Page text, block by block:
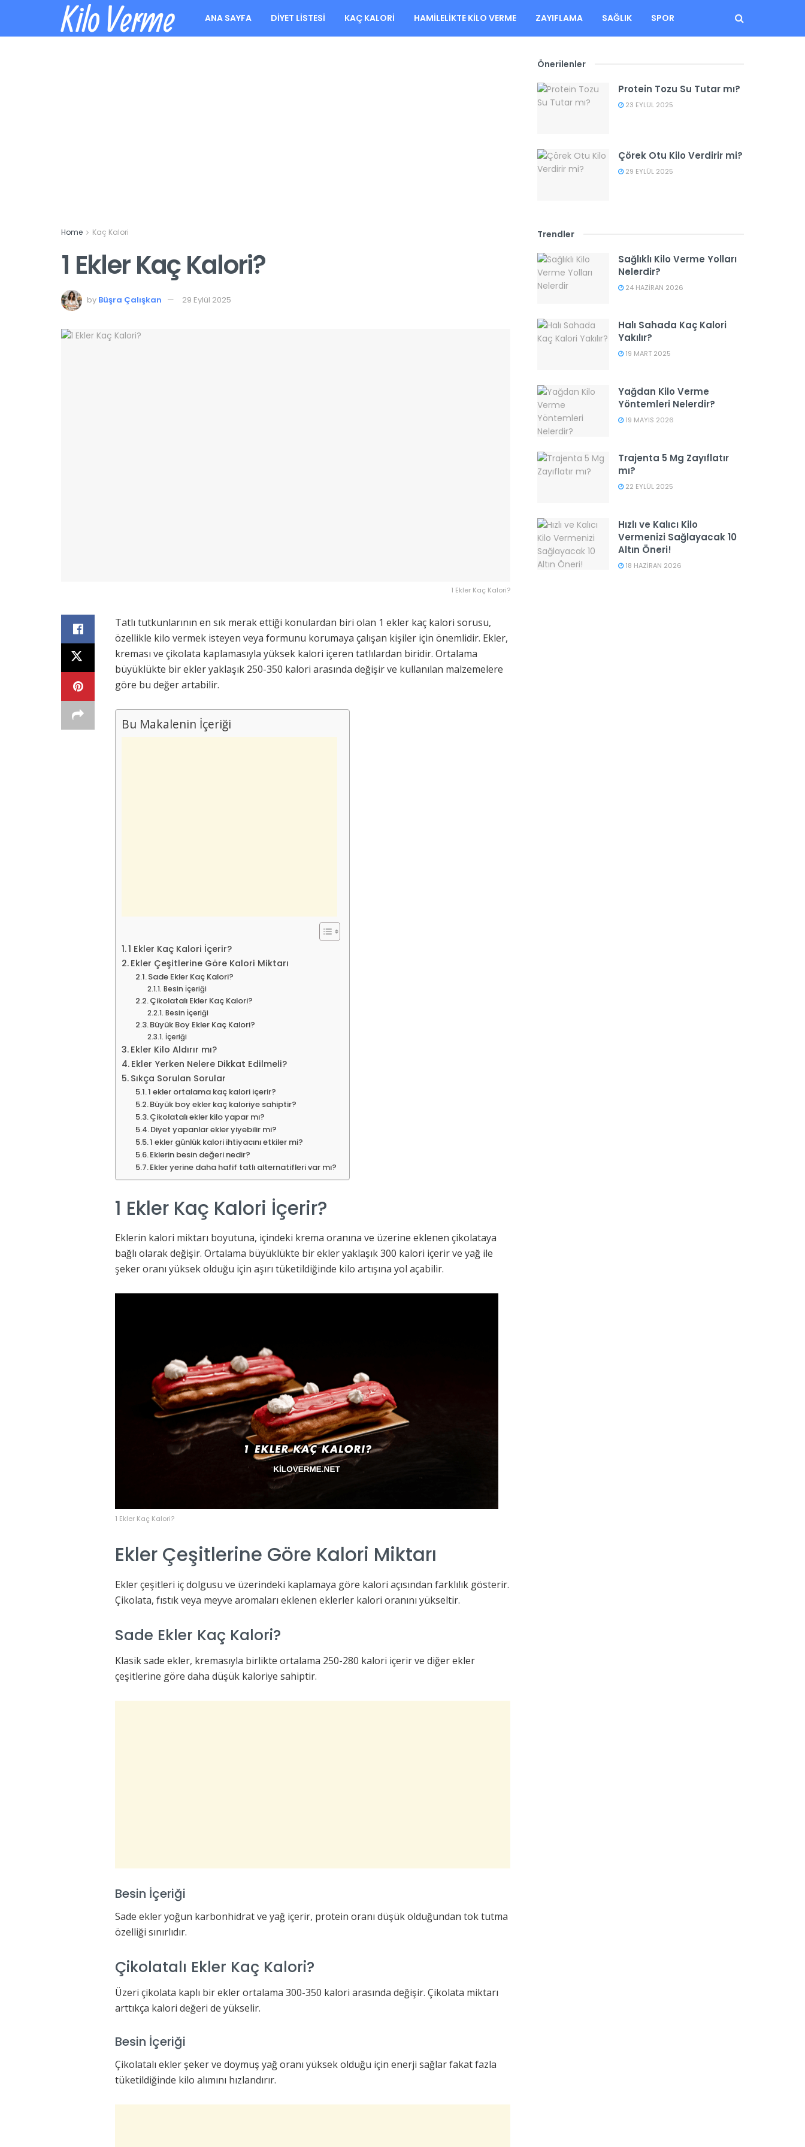
Kilo Verme ANA SAYFA DIYET LISTESI KAÇ KALORI HAMILELIKTE KILO VERME ZAYIFLAMA SAĞLIK SPOR
Home Kaç Kalori
1 Ekler Kaç Kalori?
by Büşra Çalışkan 29 Eylül 2025
1 Ekler Kaç Kalori?
Tatlı tutkunlarının en sık merak ettiği konulardan biri olan 1 ekler kaç kalori sorusu,
özellikle kilo vermek isteyen veya formunu korumaya çalışan kişiler için önemlidir. Ekler,
kreması ve çikolata kaplamasıyla yüksek kalori içeren tatlılardan biridir. Ortalama
büyüklükte bir ekler yaklaşık 250-350 kalori arasında değişir ve kullanılan malzemelere
göre bu değer artabilir.
Bu Makalenin İçeriği
1 Ekler Kaç Kalori İçerir?
Ekler Çeşitlerine Göre Kalori Miktarı
Sade Ekler Kaç Kalori?
Besin İçeriği
Çikolatalı Ekler Kaç Kalori?
Besin İçeriği
Büyük Boy Ekler Kaç Kalori?
İçeriği
Ekler Kilo Aldırır mı?
Ekler Yerken Nelere Dikkat Edilmeli?
Sıkça Sorulan Sorular
1 ekler ortalama kaç kalori içerir?
Büyük boy ekler kaç kaloriye sahiptir?
Çikolatalı ekler kilo yapar mı?
Diyet yapanlar ekler yiyebilir mi?
1 ekler günlük kalori ihtiyacını etkiler mi?
Eklerin besin değeri nedir?
Ekler yerine daha hafif tatlı alternatifleri var mı?
1 Ekler Kaç Kalori İçerir?
Eklerin kalori miktarı boyutuna, içindeki krema oranına ve üzerine eklenen çikolataya
bağlı olarak değişir. Ortalama büyüklükte bir ekler yaklaşık 300 kalori içerir ve yağ ile
şeker oranı yüksek olduğu için aşırı tüketildiğinde kilo artışına yol açabilir.
1 Ekler Kaç Kalori?
Ekler Çeşitlerine Göre Kalori Miktarı
Ekler çeşitleri iç dolgusu ve üzerindeki kaplamaya göre kalori açısından farklılık gösterir.
Çikolata, fıstık veya meyve aromaları eklenen eklerler kalori oranını yükseltir.
Sade Ekler Kaç Kalori?
Klasik sade ekler, kremasıyla birlikte ortalama 250-280 kalori içerir ve diğer ekler
çeşitlerine göre daha düşük kaloriye sahiptir.
Besin İçeriği
Sade ekler yoğun karbonhidrat ve yağ içerir, protein oranı düşük olduğundan tok tutma
özelliği sınırlıdır.
Çikolatalı Ekler Kaç Kalori?
Üzeri çikolata kaplı bir ekler ortalama 300-350 kalori arasında değişir. Çikolata miktarı
arttıkça kalori değeri de yükselir.
Besin İçeriği
Çikolatalı ekler şeker ve doymuş yağ oranı yüksek olduğu için enerji sağlar fakat fazla
tüketildiğinde kilo alımını hızlandırır.
Önerilenler
Protein Tozu Su Tutar mı?
23 EYLÜL 2025
Çörek Otu Kilo Verdirir mi?
29 EYLÜL 2025
Trendler
Sağlıklı Kilo Verme Yolları
Nelerdir?
24 HAZIRAN 2026
Halı Sahada Kaç Kalori
Yakılır?
19 MART 2025
Yağdan Kilo Verme
Yöntemleri Nelerdir?
19 MAYIS 2026
Trajenta 5 Mg Zayıflatır
mı?
22 EYLÜL 2025
Hızlı ve Kalıcı Kilo
Vermenizi Sağlayacak 10
Altın Öneri!
18 HAZIRAN 2026